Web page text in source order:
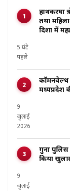
हाथकरघा
तथा
दिशा में
5 घंटे
पहले
कॉमनवेल्थ
मध्यप्रदेश
9
जुलाई
2026
गुना
किया
9
जुलाई